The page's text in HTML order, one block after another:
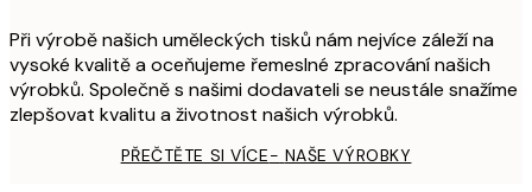
Při výrobě našich uměleckých tisků nám nejvíce záleží na
vysoké kvalitě a oceňujeme řemeslné zpracování našich
výrobků. Společně s našimi dodavateli se neustále snažíme
zlepšovat kvalitu a životnost našich výrobků.
PŘEČTĚTE SI VÍCE- NAŠE VÝROBKY